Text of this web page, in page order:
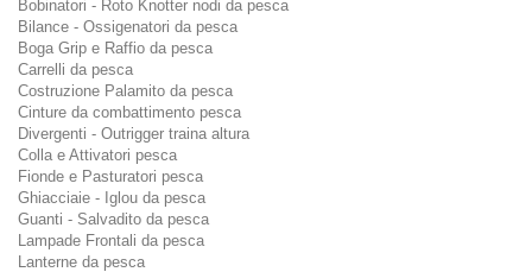
Bobinatori - Roto Knotter nodi da pesca
Bilance - Ossigenatori da pesca
Boga Grip e Raffio da pesca
Carrelli da pesca
Costruzione Palamito da pesca
Cinture da combattimento pesca
Divergenti - Outrigger traina altura
Colla e Attivatori pesca
Fionde e Pasturatori pesca
Ghiacciaie - Iglou da pesca
Guanti - Salvadito da pesca
Lampade Frontali da pesca
Lanterne da pesca